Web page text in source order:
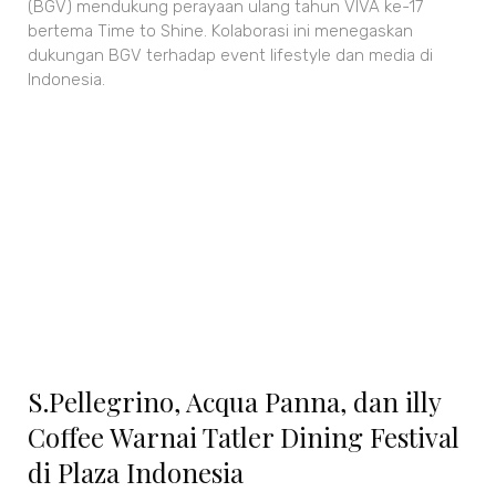
(BGV) mendukung perayaan ulang tahun VIVA ke-17
bertema Time to Shine. Kolaborasi ini menegaskan
dukungan BGV terhadap event lifestyle dan media di
Indonesia.
S.Pellegrino, Acqua Panna, dan illy
Coffee Warnai Tatler Dining Festival
di Plaza Indonesia